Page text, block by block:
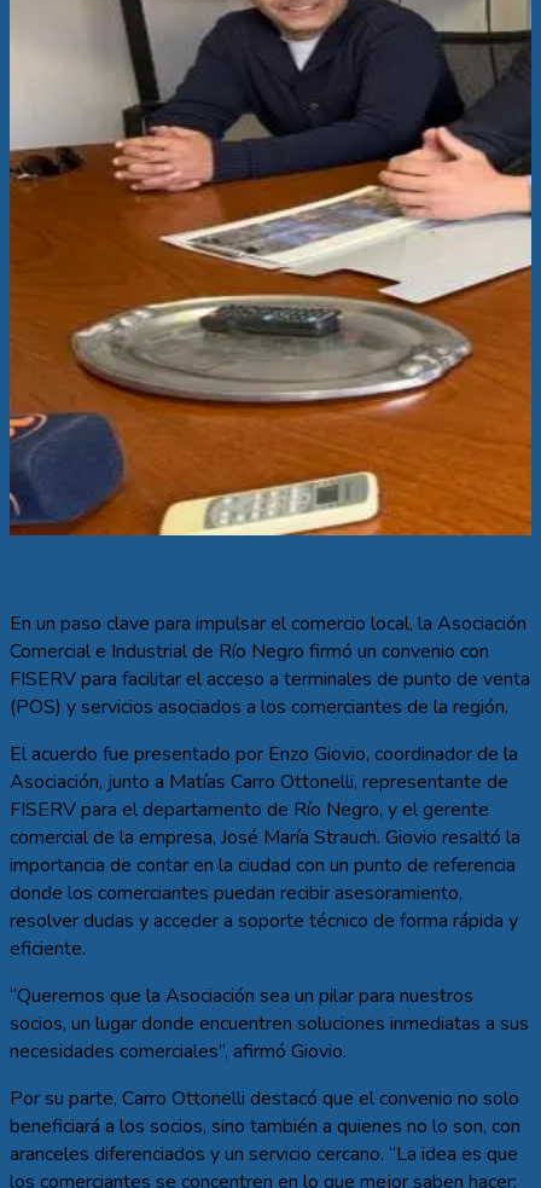
En un paso clave para impulsar el comercio local, la Asociación
Comercial e Industrial de Río Negro firmó un convenio con
FISERV para facilitar el acceso a terminales de punto de venta
(POS) y servicios asociados a los comerciantes de la región.
El acuerdo fue presentado por Enzo Giovio, coordinador de la
Asociación, junto a Matías Carro Ottonelli, representante de
FISERV para el departamento de Río Negro, y el gerente
comercial de la empresa, José María Strauch. Giovio resaltó la
importancia de contar en la ciudad con un punto de referencia
donde los comerciantes puedan recibir asesoramiento,
resolver dudas y acceder a soporte técnico de forma rápida y
eficiente.
“Queremos que la Asociación sea un pilar para nuestros
socios, un lugar donde encuentren soluciones inmediatas a sus
necesidades comerciales”, afirmó Giovio.
Por su parte, Carro Ottonelli destacó que el convenio no solo
beneficiará a los socios, sino también a quienes no lo son, con
aranceles diferenciados y un servicio cercano. “La idea es que
los comerciantes se concentren en lo que mejor saben hacer: